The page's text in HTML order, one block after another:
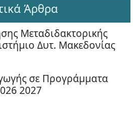
Άρθρα
Μεταδιδακτορικής
Δυτ. Μακεδονίας
σε Προγράμματα
2027